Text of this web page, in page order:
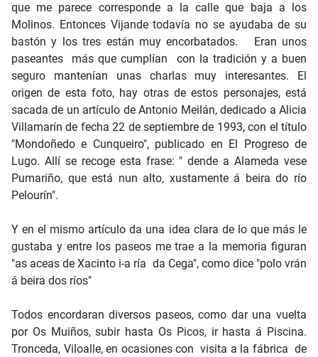
que me parece corresponde a la calle que baja a los
Molinos. Entonces Vijande todavía no se ayudaba de su
bastón y los tres están muy encorbatados. Eran unos
paseantes más que cumplían con la tradición y a buen
seguro mantenían unas charlas muy interesantes. El
origen de esta foto, hay otras de estos personajes, está
sacada de un artículo de Antonio Meilán, dedicado a Alicia
Villamarín de fecha 22 de septiembre de 1993, con el título
"Mondoñedo e Cunqueiro", publicado en El Progreso de
Lugo. Allí se recoge esta frase: " dende a Alameda vese
Pumariño, que está nun alto, xustamente á beira do río
Pelourín".
Y en el mismo artículo da una idea clara de lo que más le
gustaba y entre los paseos me trae a la memoria figuran
"as aceas de Xacinto i-a ría da Cega", como dice "polo vrán
á beira dos ríos"
Todos encordaran diversos paseos, como dar una vuelta
por Os Muiños, subir hasta Os Picos, ir hasta á Piscina.
Tronceda, Viloalle, en ocasiones con visita a la fábrica de